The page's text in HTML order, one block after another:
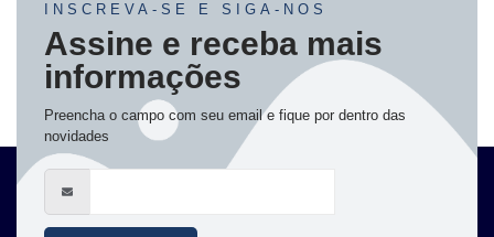
INSCREVA-SE E SIGA-NOS
Assine e receba mais
informações
Preencha o campo com seu email e fique por dentro das
novidades